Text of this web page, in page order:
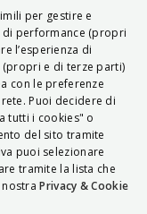
ITALIAN
ENGLISH
FRENCH
HUNGARIAN
DEUTSCH
POLSKI
per gestire e
di performance (propri
l’esperienza di
(propri e di terze parti)
con le preferenze
Puoi decidere di
tutti i cookies" o
del sito tramite
puoi selezionare
tramite la lista che
Privacy & Cookie